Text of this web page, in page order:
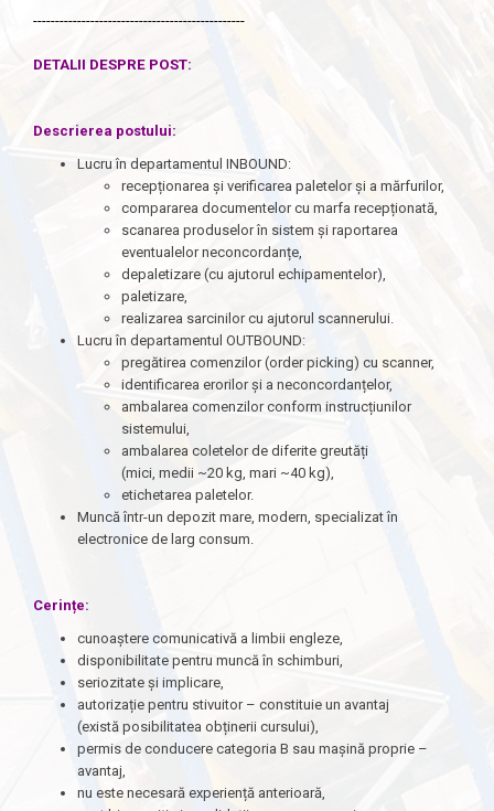
------------------------------------------------
DETALII DESPRE POST:
Descrierea postului:
Lucru în departamentul INBOUND:
recepționarea și verificarea paletelor și a mărfurilor,
compararea documentelor cu marfa recepționată,
scanarea produselor în sistem și raportarea
eventualelor neconcordanțe,
depaletizare (cu ajutorul echipamentelor),
paletizare,
realizarea sarcinilor cu ajutorul scannerului.
Lucru în departamentul OUTBOUND:
pregătirea comenzilor (order picking) cu scanner,
identificarea erorilor și a neconcordanțelor,
ambalarea comenzilor conform instrucțiunilor
sistemului,
ambalarea coletelor de diferite greutăți
(mici, medii ~20 kg, mari ~40 kg),
etichetarea paletelor.
Muncă într-un depozit mare, modern, specializat în
electronice de larg consum.
Cerințe:
cunoaștere comunicativă a limbii engleze,
disponibilitate pentru muncă în schimburi,
seriozitate și implicare,
autorizație pentru stivuitor – constituie un avantaj
(există posibilitatea obținerii cursului),
permis de conducere categoria B sau mașină proprie –
avantaj,
nu este necesară experiență anterioară,